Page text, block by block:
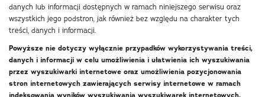
danych lub informacji dostępnych w ramach niniejszego serwisu oraz
wszystkich jego podstron, jak również bez względu na charakter tych
treści, danych i informacji.
Powyższe nie dotyczy wyłącznie przypadków wykorzystywania treści,
danych i informacji w celu umożliwienia i ułatwienia ich wyszukiwania
przez wyszukiwarki internetowe oraz umożliwienia pozycjonowania
stron internetowych zawierających serwisy internetowe w ramach